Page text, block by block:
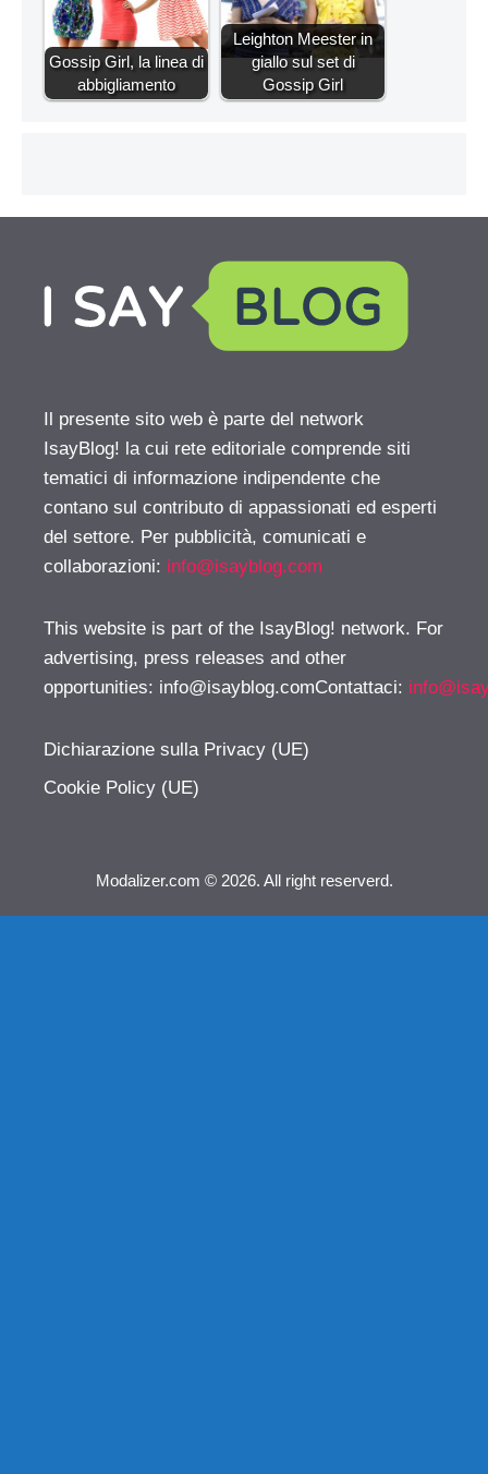
Gossip Girl, la linea di
abbigliamento
Leighton Meester in
giallo sul set di
Gossip Girl
Il presente sito web è parte del network
IsayBlog! la cui rete editoriale comprende siti
tematici di informazione indipendente che
contano sul contributo di appassionati ed esperti
del settore. Per pubblicità, comunicati e
collaborazioni: info@isayblog.com
This website is part of the IsayBlog! network. For
advertising, press releases and other
opportunities: info@isayblog.comContattaci:
Dichiarazione sulla Privacy (UE)
Cookie Policy (UE)
Modalizer.com © 2026. All right reserverd.